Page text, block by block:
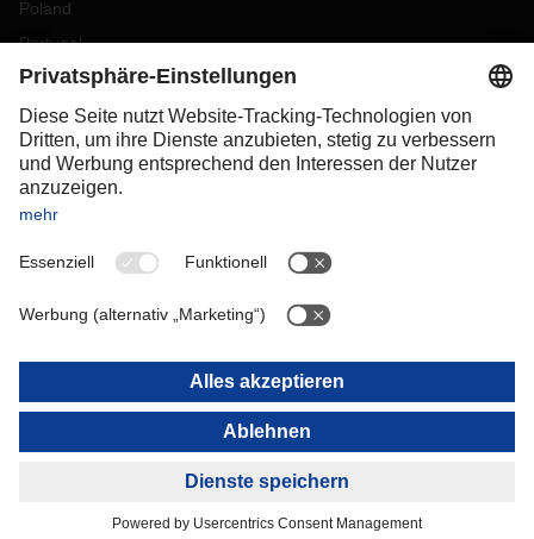
Poland
Portugal
Romania
Slovakia
Spain
Sweden
Switzerland
OCEANIA